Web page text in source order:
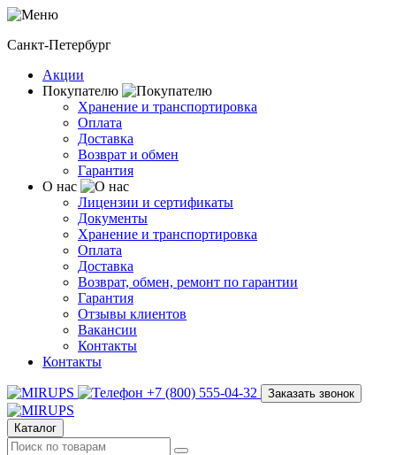
Санкт-Петербург
Акции
Покупателю
Хранение и транспортировка
Оплата
Доставка
Возврат и обмен
Гарантия
О нас
Лицензии и сертификаты
Документы
Хранение и транспортировка
Оплата
Доставка
Возврат, обмен, ремонт по гарантии
Гарантия
Отзывы клиентов
Вакансии
Контакты
Контакты
+7 (800) 555-04-32 Заказать звонок
Каталог